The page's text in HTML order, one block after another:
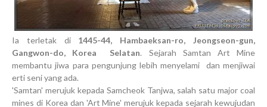
Ia terletak di 1445-44, Hambaeksan-ro, Jeongseon-gun,
Gangwon-do, Korea Selatan. Sejarah Samtan Art Mine
membantu jiwa para pengunjung lebih menyelami dan menjiwai
erti seni yang ada.
'Samtan' merujuk kepada Samcheok Tanjwa, salah satu major coal
mines di Korea dan 'Art Mine' merujuk kepada sejarah kewujudan